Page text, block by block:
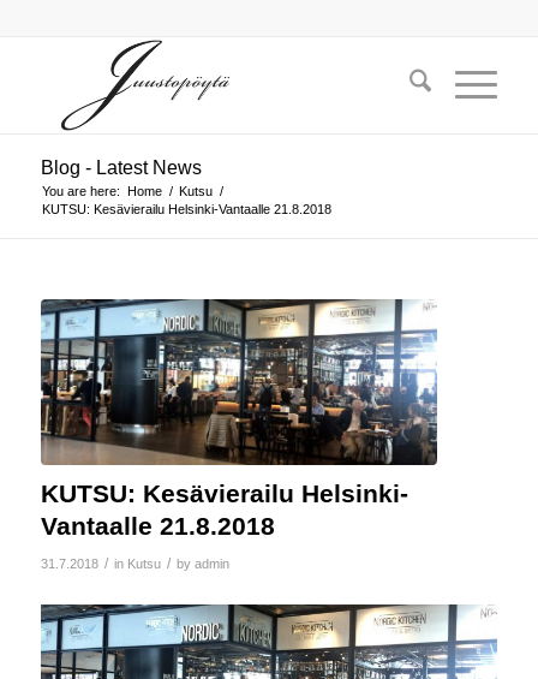
Blog - Latest News
You are here: Home / Kutsu /
KUTSU: Kesävierailu Helsinki-Vantaalle 21.8.2018
KUTSU: Kesävierailu Helsinki-
Vantaalle 21.8.2018
31.7.2018 / in Kutsu / by admin